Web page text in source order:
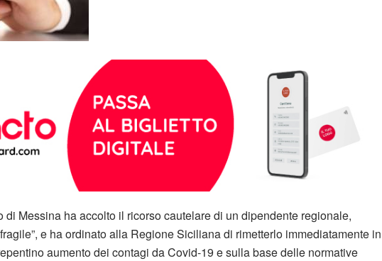
di Messina ha accolto il ricorso cautelare di un dipendente regionale,
e ha ordinato alla Regione Siciliana di rimetterlo immediatamente in
aumento dei contagi da Covid-19 e sulla base delle normative